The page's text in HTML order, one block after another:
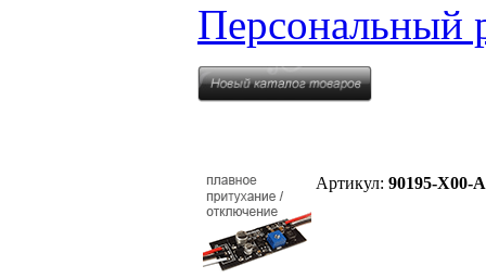
Персональный
Артикул: 90195-X00-